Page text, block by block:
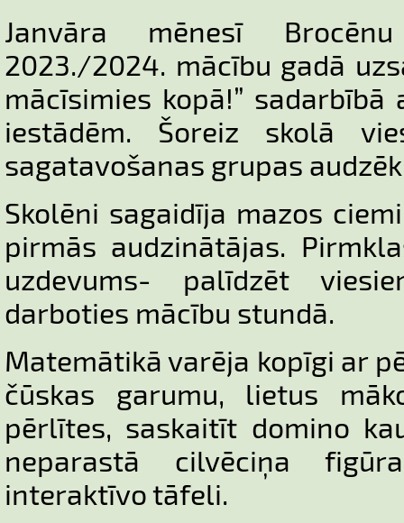
Janvāra mēnesī
2023./2024. mācību gadā
mācīsimies kopā!”
iestādēm. Šoreiz skolā
sagatavošanas grupas
Skolēni sagaidīja mazos
pirmās audzinātājas.
uzdevums- palīdzēt
darboties mācību stundā.
Matemātikā varēja kopīgi ar
čūskas garumu, lietus
pērlītes, saskaitīt domino
neparastā cilvēciņa
interaktīvo tāfeli.